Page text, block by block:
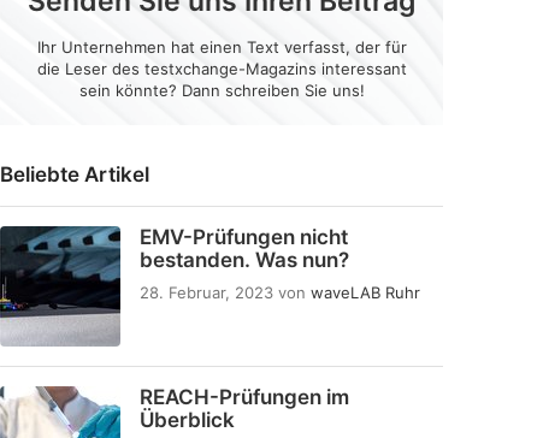
Beliebte Artikel
EMV-Prüfungen nicht
bestanden. Was nun?
28. Februar, 2023 von waveLAB Ruhr
REACH-Prüfungen im
Überblick
Ihr Unternehmen hat einen Text verfasst, der für
die Leser des testxchange-Magazins interessant
sein könnte? Dann schreiben Sie uns!